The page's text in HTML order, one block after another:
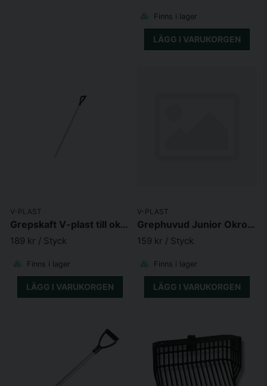
Finns i lager
LÄGG I VARUKORGEN
V-PLAST
Grepskaft V-plast till okrossbart huvud 115cm
189 kr / Styck
Finns i lager
LÄGG I VARUKORGEN
V-PLAST
Grephuvud Junior Okrossbar Cerise
159 kr / Styck
Finns i lager
LÄGG I VARUKORGEN